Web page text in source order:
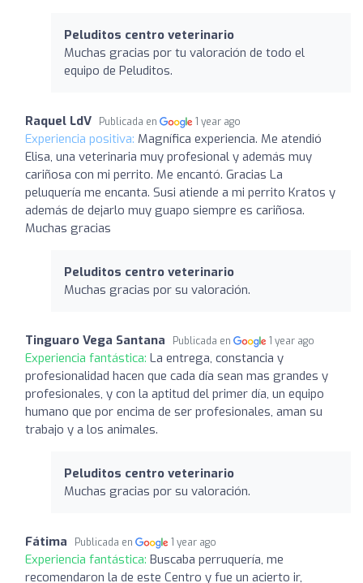
Peluditos centro veterinario
Muchas gracias por tu valoración de todo el
equipo de Peluditos.
Raquel LdV Publicada en 1 year ago
Experiencia positiva: Magnífica experiencia. Me atendió
Elisa, una veterinaria muy profesional y además muy
cariñosa con mi perrito. Me encantó. Gracias La
peluquería me encanta. Susi atiende a mi perrito Kratos y
además de dejarlo muy guapo siempre es cariñosa.
Muchas gracias
Peluditos centro veterinario
Muchas gracias por su valoración.
Tinguaro Vega Santana Publicada en 1 year ago
Experiencia fantástica: La entrega, constancia y
profesionalidad hacen que cada día sean mas grandes y
profesionales, y con la aptitud del primer día, un equipo
humano que por encima de ser profesionales, aman su
trabajo y a los animales.
Peluditos centro veterinario
Muchas gracias por su valoración.
Fátima Publicada en 1 year ago
Experiencia fantástica: Buscaba perruquería, me
recomendaron la de este Centro y fue un acierto ir,